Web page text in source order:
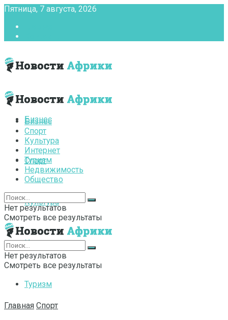
Пятница, 7 августа, 2026
Бизнес
Спорт
Культура
Интернет
Туризм
Бизнес
Спорт
Культура
Интернет
Туризм
Недвижимость
Общество
Нет результатов
Смотреть все результаты
Нет результатов
Смотреть все результаты
Главная Спорт